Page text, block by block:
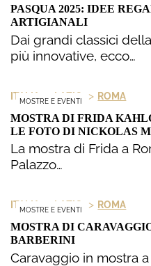
PASQUA 2025: IDEE
ARTIGIANALI
Dai grandi classici
più innovative, ecco…
MOSTRE E EVENTI
ITALIA > LAZIO > ROMA
MOSTRA DI FRIDA
LE FOTO DI NICKOLAS
La mostra di Frida a
Palazzo…
MOSTRE E EVENTI
ITALIA > LAZIO > ROMA
MOSTRA DI
BARBERINI
Caravaggio in mostra